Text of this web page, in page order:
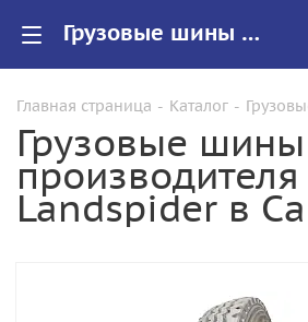
Грузовые шины Landspider купить в Саратове, цены на резину Landspider для грузовиков
Главная страница - Каталог -
Грузовые
производителя
Landspider в